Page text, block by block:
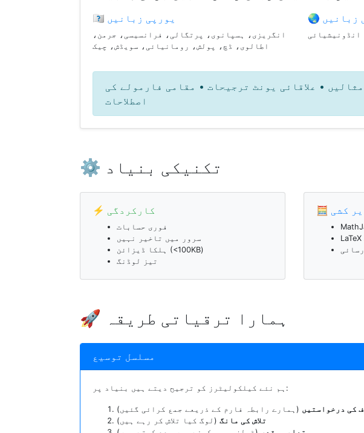
🇪🇺 یورپی زبانیں
انگریزی، ہسپانوی، پرتگالی، فرانسیسی، جرمن،
اطالوی، ڈچ، پولش، رومانیائی، سویڈش، چیک
زبانیں
انڈونیشیائی
• علاقائی یونٹ ترجیحات • مقامی فارمولے کی
اصطلاحات
⚙️ تکنیکی بنیاد
⚡ کارکردگی
فوری حسابات
سرور میں تاخیر نہیں
ہلکا ڈیزائن (<100KB)
تیز لوڈنگ
کشی
🚀 ہمارا ترقیاتی طریقہ
مسلسل توسیع
ہم نئے کیلکولیٹرز کو ترجیح دیتے ہیں بنیاد پر:
کی درخواستیں (ہمارے رابطہ فارم کے ذریعے جمع کرائی گئیں)
تلاش کی مانگ (لوگ کیا تلاش کر رہے ہیں)